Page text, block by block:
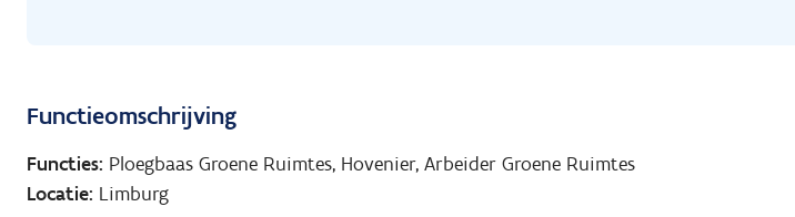
Functieomschrijving
Functies: Ploegbaas Groene Ruimtes, Hovenier, Arbeider Groene Ruimtes
Locatie: Limburg